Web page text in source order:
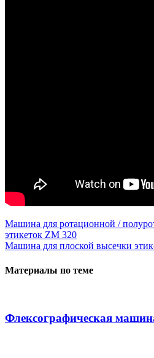
Навигация
по
Машина для ротационной /
этикеток ZM 320
Машина для плоской высечки
Материалы по теме
Флексографическая